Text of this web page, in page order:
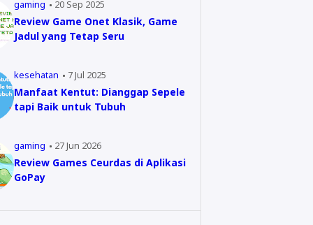
gaming 20 Sep 2025
Review Game Onet Klasik, Game
Jadul yang Tetap Seru
kesehatan 7 Jul 2025
Manfaat Kentut: Dianggap Sepele
tapi Baik untuk Tubuh
gaming 27 Jun 2026
Review Games Ceurdas di Aplikasi
GoPay